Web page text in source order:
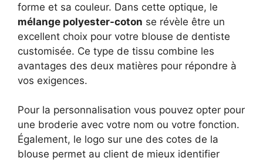
forme et sa couleur. Dans cette optique, le
mélange polyester-coton se révèle être un
excellent choix pour votre blouse de dentiste
customisée. Ce type de tissu combine les
avantages des deux matières pour répondre à
vos exigences.
Pour la personnalisation vous pouvez opter pour
une broderie avec votre nom ou votre fonction.
Également, le logo sur une des cotes de la
blouse permet au client de mieux identifier